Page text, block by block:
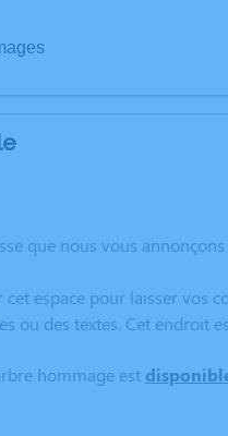
que nous vous
espace pour laisser vos
ou des textes. Cet endroit
hommage est